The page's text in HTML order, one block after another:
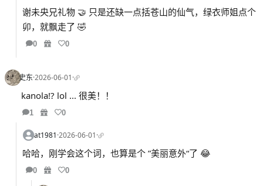
谢未央兄礼物 🤝 只是还缺一点括苍山的仙气，绿衣师姐点个
卯，就飘走了 🤣
0 0
史东·2026-06-01·
kanola!? lol ... 很美！！
1 0
at1981·2026-06-01·
哈哈，刚学会这个词，也算是个 ”美丽意外“了 😂
0 0